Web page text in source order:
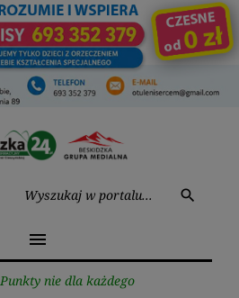
search
menu
Punkty nie dla każdego